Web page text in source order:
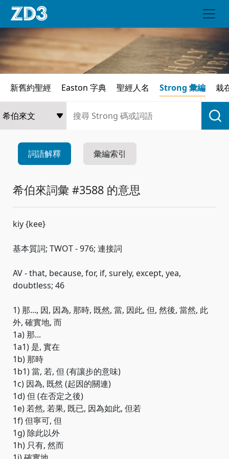
新舊約聖經 Easton 字典 聖經人名 Strong 彙編 栽
詞語解釋 彙編索引
希伯來詞彙 #3588 的意思
kiy {kee}
基本質詞; TWOT - 976; 連接詞
AV - that, because, for, if, surely, except, yea,
doubtless; 46
1) 那..., 因, 因為, 那時, 既然, 當, 因此, 但, 然後, 當然, 此
外, 確實地, 而
1a) 那...
1a1) 是, 實在
1b) 那時
1b1) 當, 若, 但 (有讓步的意味)
1c) 因為, 既然 (起因的關連)
1d) 但 (在否定之後)
1e) 若然, 若果, 既已, 因為如此, 但若
1f) 但寧可, 但
1g) 除此以外
1h) 只有, 然而